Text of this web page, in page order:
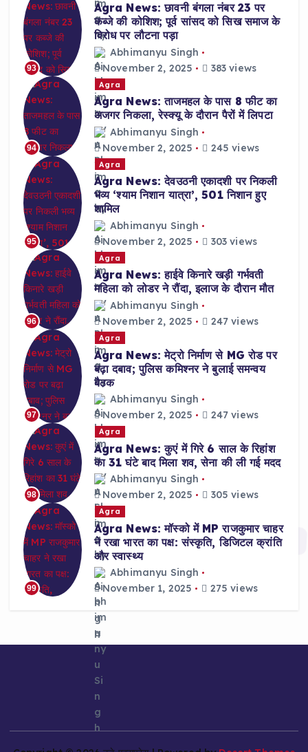
93
Agra News: छावनी बंगला नंबर 23 पर
कब्जे की कोशिश; पूर्व सांसद को सिख समाज के
विरोध पर लौटना पड़ा
Abhimanyu Singh
November 2, 2025
383 views
94
Agra
Agra News: ताजमहल के पास 8 फीट का
अजगर निकला, रेस्क्यू के दौरान पैरों में लिपटा
Abhimanyu Singh
November 2, 2025
245 views
95
Agra
Agra News: देवउठनी एकादशी पर निकली
भव्य ‘श्याम निशान यात्रा’, 501 निशान हुए
शामिल
Abhimanyu Singh
November 2, 2025
303 views
96
Agra
Agra News: हाईवे किनारे खड़ी गर्भवती
महिला को लोडर ने रौंदा, इलाज के दौरान मौत
Abhimanyu Singh
November 2, 2025
247 views
97
Agra
Agra News: मेट्रो निर्माण से MG रोड पर
बढ़ा दबाव; पुलिस कमिश्नर ने बुलाई समन्वय
बैठक
Abhimanyu Singh
November 2, 2025
247 views
98
Agra
Agra News: कुएं में गिरे 6 साल के रिहांश
का 31 घंटे बाद मिला शव, सेना की ली गई मदद
Abhimanyu Singh
November 2, 2025
305 views
99
Agra
Agra News: मॉस्को में MP राजकुमार चाहर
ने रखा भारत का पक्ष: संस्कृति, डिजिटल क्रांति
और स्वास्थ्य
Abhimanyu Singh
November 1, 2025
275 views